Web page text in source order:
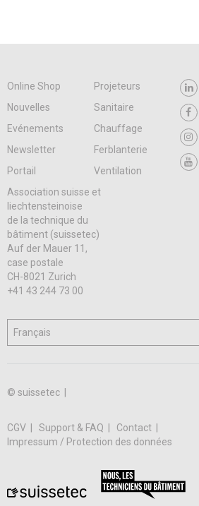
Online Shop
Projeteurs
Nouvelles
Sanitaire
Evénements
Chauffage
Newsletter
Ferblanterie
Portail
Ventilation
Association suisse et
liechtensteinoise
de la technique du
bâtiment (suissetec)
Auf der Mauer 11,
case postale
CH-8021 Zurich
+41 43 244 73 00
© suissetec |
CGV Support & FAQ
Contact
Impressum / Protection des données